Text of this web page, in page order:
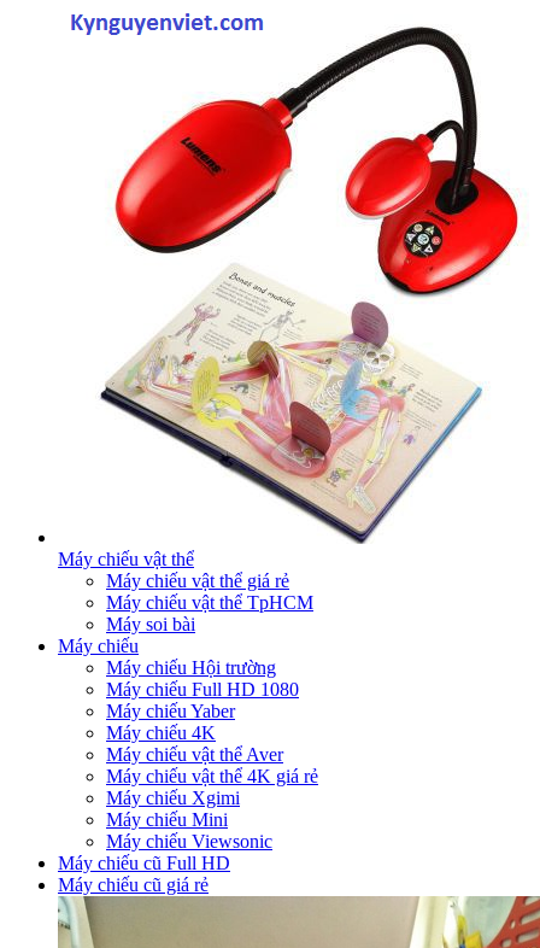
Máy chiếu vật thể
Máy chiếu vật thể giá rẻ
Máy chiếu vật thể TpHCM
Máy soi bài
Máy chiếu
Máy chiếu Hội trường
Máy chiếu Full HD 1080
Máy chiếu Yaber
Máy chiếu 4K
Máy chiếu vật thể Aver
Máy chiếu vật thể 4K giá rẻ
Máy chiếu Xgimi
Máy chiếu Mini
Máy chiếu Viewsonic
Máy chiếu cũ Full HD
Máy chiếu cũ giá rẻ